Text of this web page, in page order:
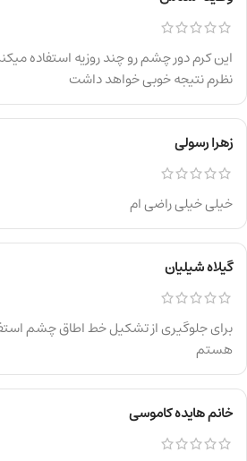
این کرم دور چشم رو چند روزیه استفاده
نظرم نتیجه خوبی خواهد داشت
زهرا رسولی
خیلی خیلی راضی ام
گیلاه شیلیان
برای جلوگیری از تشکیل خط اطاق چشم
هستم
خانم هایده کاموسی